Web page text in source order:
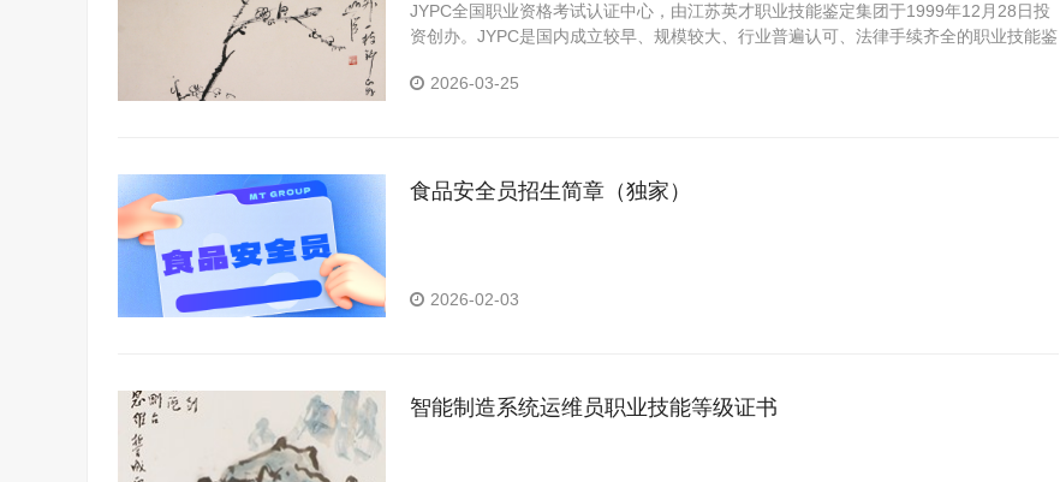
JYPC全国职业资格考试认证中心，由江苏英才职业技能鉴定集团于1999年12月28日投
资创办。JYPC是国内成立较早、规模较大、行业普遍认可、法律手续齐全的职业技能鉴
2026-03-25
食品安全员招生简章（独家）
2026-02-03
智能制造系统运维员职业技能等级证书